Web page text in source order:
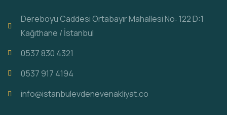
Dereboyu Caddesi Ortabayır Mahallesi No: 122 D:1
Kağıthane / İstanbul
0537 830 4321
0537 917 4194
info@istanbulevdenevenakliyat.co